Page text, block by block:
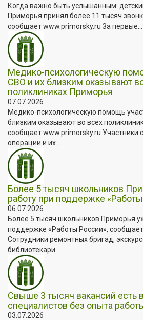
Когда важно быть услышанным:
Приморья принял более 11 тысяч
сообщает www.primorsky.ru За первые...
Медико-психологическую
СВО и их близким оказывают
поликлиниках Приморья
07.07.2026
Медико-психологическую помощь
близким оказывают во всех
сообщает www.primorsky.ru Участники
операции и их...
Более 5 тысяч школьников
работу при поддержке
06.07.2026
Более 5 тысяч школьников Приморья
поддержке «Работы России»,
Сотрудники ремонтных бригад,
библиотекари...
Свыше 3 тысяч вакансий есть
специалистов без опыта
03.07.2026